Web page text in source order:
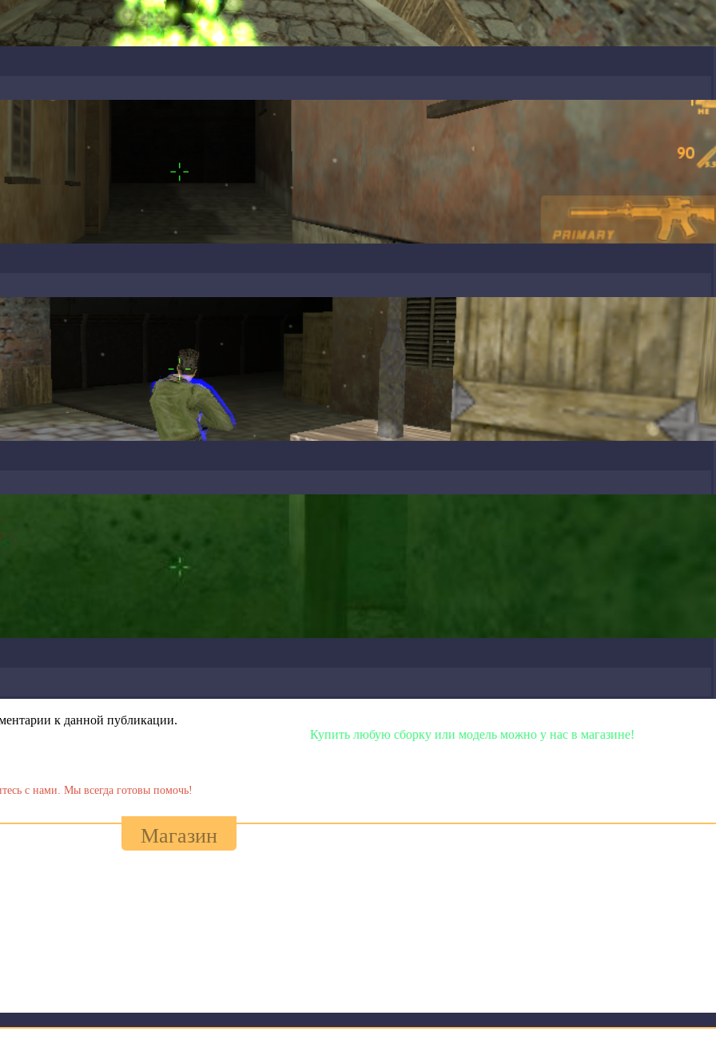
к данной публикации.
Купить любую сборку или модель можно у нас в магазине!
с нами. Мы всегда готовы помочь!
Магазин